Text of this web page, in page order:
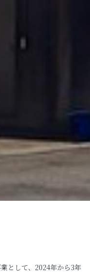
として、2024年から3年